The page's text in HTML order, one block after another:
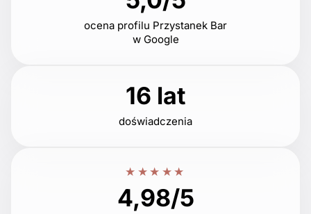
ocena profilu Przystanek Bar
w Google
16 lat
doświadczenia
★★★★★
4,98/5